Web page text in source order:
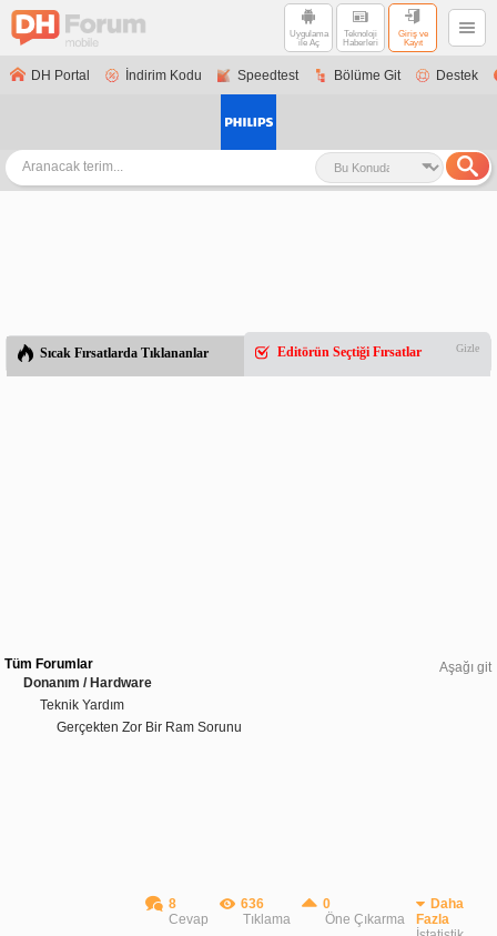
Uygulama
ile Aç
Teknoloji
Haberleri
Giriş ve
Kayıt
DH Portal İndirim Kodu Speedtest Bölüme Git Destek
Sıcak Fırsatlarda Tıklananlar Editörün Seçtiği Fırsatlar Gizle
Aşağı git
Tüm Forumlar
Donanım / Hardware
Teknik Yardım
Gerçekten Zor Bir Ram Sorunu
8
Cevap
636
Tıklama
0
Öne Çıkarma
Daha
Fazla